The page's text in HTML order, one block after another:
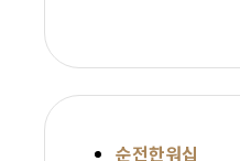
순전한워십